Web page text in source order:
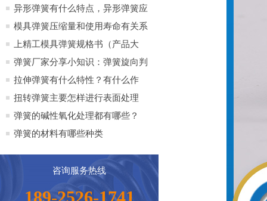
异形弹簧有什么特点，异形弹簧应
用于哪些行业产品
模具弹簧压缩量和使用寿命有关系
吗？
上精工模具弹簧规格书（产品大
全）
弹簧厂家分享小知识：弹簧旋向判
定方法小知识
拉伸弹簧有什么特性？有什么作
用？
扭转弹簧主要怎样进行表面处理
弹簧的碱性氧化处理都有哪些？
弹簧的材料有哪些种类
咨询服务热线